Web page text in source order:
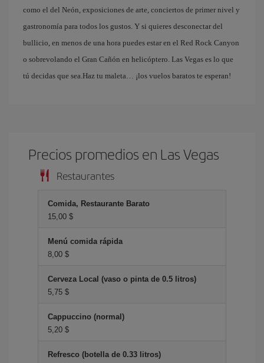
como el del Neón, exposiciones de arte, conciertos de primer nivel y
gastronomía para todos los gustos. Y si quieres desconectar del
bullicio, en menos de una hora puedes estar en el Red Rock Canyon
o sobrevolando el Gran Cañón en helicóptero. Las Vegas es lo que
tú decidas que sea.Haz tu maleta… ¡los vuelos baratos te esperan!
Precios promedios en Las Vegas
Restaurantes
Comida, Restaurante Barato
15,00 $
Menú comida rápida
8,00 $
Cerveza Local (vaso o pinta de 0.5 litros)
5,75 $
Cappuccino (normal)
5,20 $
Refresco (botella de 0.33 litros)